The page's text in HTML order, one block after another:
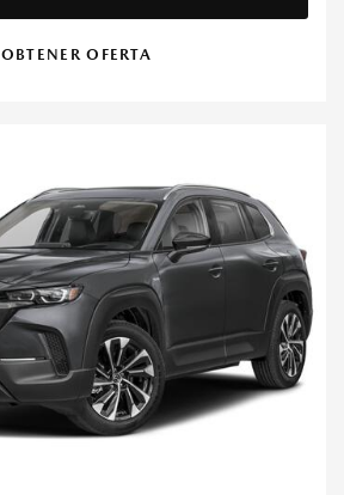
OBTENER OFERTA